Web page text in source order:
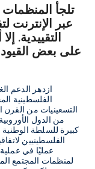
تلجأ
عبر الإنترنت
التقييدية.
على بعض
ازدهر الدعم
الفلسطينية
التسعينيات من
من الدول
كبيرة للسلطة
الفلسطينيين
عمليًا في
لمنظمات المجتمع